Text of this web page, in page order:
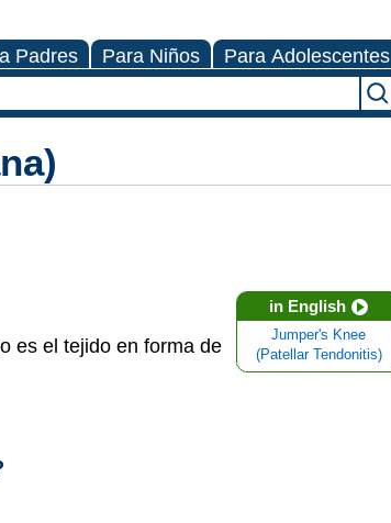
Padres Para Niños Para Adolescentes
in English
Jumper's Knee
(Patellar Tendonitis)
es el tejido en forma de